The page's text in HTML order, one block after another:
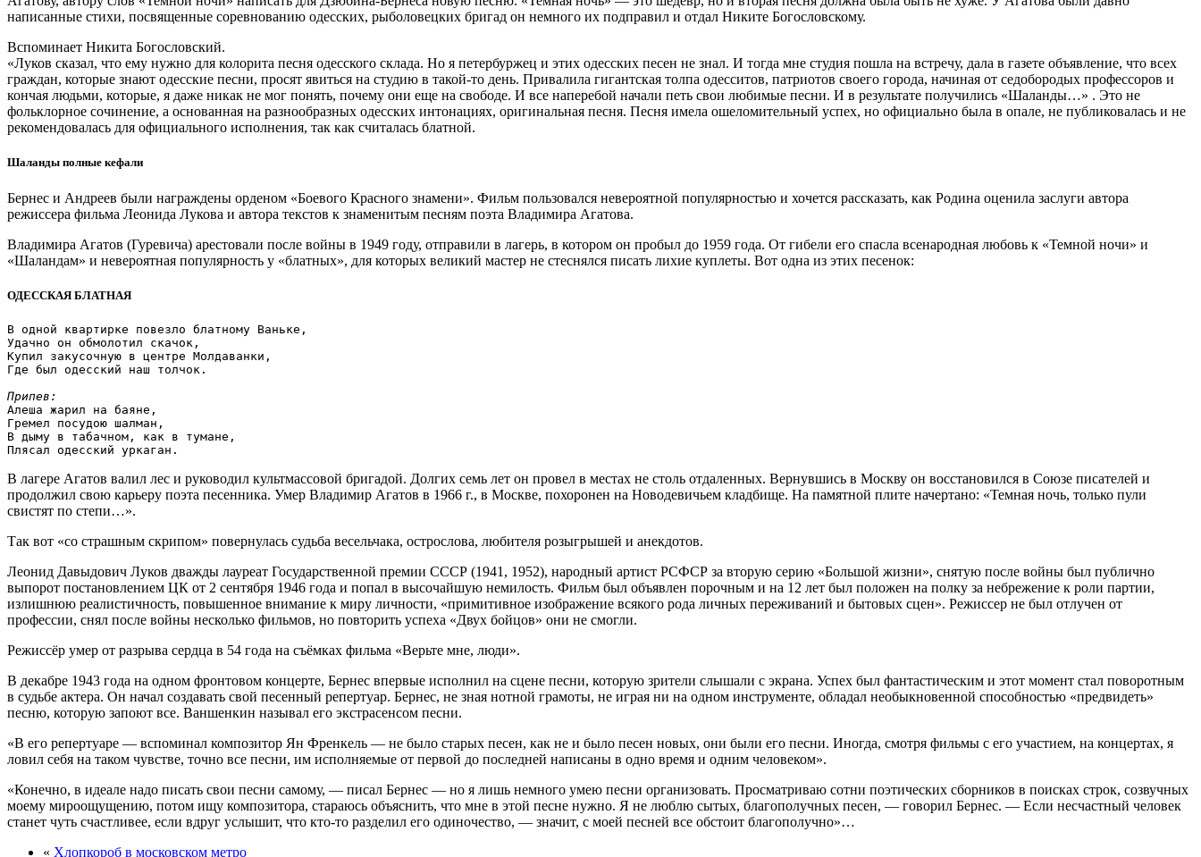
написанные стихи, посвященные соревнованию одесских, рыболовецких бригад он немного их подправил и отдал Никите Богословскому.
Вспоминает Никита Богословский.
«Луков сказал, что ему нужно для колорита песня одесского склада. Но я петербуржец и этих одесских песен не знал. И тогда мне студия пошла на встречу, дала в газете объявление, что всех
граждан, которые знают одесские песни, просят явиться на студию в такой-то день. Привалила гигантская толпа одесситов, патриотов своего города, начиная от седобородых профессоров и
кончая людьми, которые, я даже никак не мог понять, почему они еще на свободе. И все наперебой начали петь свои любимые песни. И в результате получились «Шаланды…» . Это не
фольклорное сочинение, а основанная на разнообразных одесских интонациях, оригинальная песня. Песня имела ошеломительный успех, но официально была в опале, не публиковалась и не
рекомендовалась для официального исполнения, так как считалась блатной.
Шаланды полные кефали
Бернес и Андреев были награждены орденом «Боевого Красного знамени». Фильм пользовался невероятной популярностью и хочется рассказать, как Родина оценила заслуги автора
режиссера фильма Леонида Лукова и автора текстов к знаменитым песням поэта Владимира Агатова.
Владимира Агатов (Гуревича) арестовали после войны в 1949 году, отправили в лагерь, в котором он пробыл до 1959 года. От гибели его спасла всенародная любовь к «Темной ночи» и
«Шаландам» и невероятная популярность у «блатных», для которых великий мастер не стеснялся писать лихие куплеты. Вот одна из этих песенок:
ОДЕССКАЯ БЛАТНАЯ
В одной квартирке повезло блатному Ваньке,
Удачно он обмолотил скачок,
Купил закусочную в центре Молдаванки,
Где был одесский наш толчок.
Припев:
Алеша жарил на баяне,
Гремел посудою шалман,
В дыму в табачном, как в тумане,
В лагере Агатов валил лес и руководил культмассовой бригадой. Долгих семь лет он провел в местах не столь отдаленных. Вернувшись в Москву он восстановился в Союзе писателей и
продолжил свою карьеру поэта песенника. Умер Владимир Агатов в 1966 г., в Москве, похоронен на Новодевичьем кладбище. На памятной плите начертано: «Темная ночь, только пули
свистят по степи…».
Так вот «со страшным скрипом» повернулась судьба весельчака, острослова, любителя розыгрышей и анекдотов.
Леонид Давыдович Луков дважды лауреат Государственной премии СССР (1941, 1952), народный артист РСФСР за вторую серию «Большой жизни», снятую после войны был публично
выпорот постановлением ЦК от 2 сентября 1946 года и попал в высочайшую немилость. Фильм был объявлен порочным и на 12 лет был положен на полку за небрежение к роли партии,
излишнюю реалистичность, повышенное внимание к миру личности, «примитивное изображение всякого рода личных переживаний и бытовых сцен». Режиссер не был отлучен от
профессии, снял после войны несколько фильмов, но повторить успеха «Двух бойцов» они не смогли.
Режиссёр умер от разрыва сердца в 54 года на съёмках фильма «Верьте мне, люди».
В декабре 1943 года на одном фронтовом концерте, Бернес впервые исполнил на сцене песни, которую зрители слышали с экрана. Успех был фантастическим и этот момент стал поворотным
в судьбе актера. Он начал создавать свой песенный репертуар. Бернес, не зная нотной грамоты, не играя ни на одном инструменте, обладал необыкновенной способностью «предвидеть»
песню, которую запоют все. Ваншенкин называл его экстрасенсом песни.
«В его репертуаре — вспоминал композитор Ян Френкель — не было старых песен, как не и было песен новых, они были его песни. Иногда, смотря фильмы с его участием, на концертах, я
ловил себя на таком чувстве, точно все песни, им исполняемые от первой до последней напи­саны в одно время и одним человеком».
«Конечно, в идеале надо писать свои песни самому, — писал Бернес — но я лишь немного умею песни организовать. Просматриваю сотни поэтических сборников в поисках строк, созвучных
моему мироощущению, потом ищу композитора, стараюсь объяснить, что мне в этой песне нужно. Я не люблю сытых, благополучных песен, — говорил Бернес. — Если несчастный человек
станет чуть счастливее, если вдруг услышит, что кто-то разделил его одиночество, — значит, с моей песней все обстоит благополучно»…
« Хлопкороб в московском метро